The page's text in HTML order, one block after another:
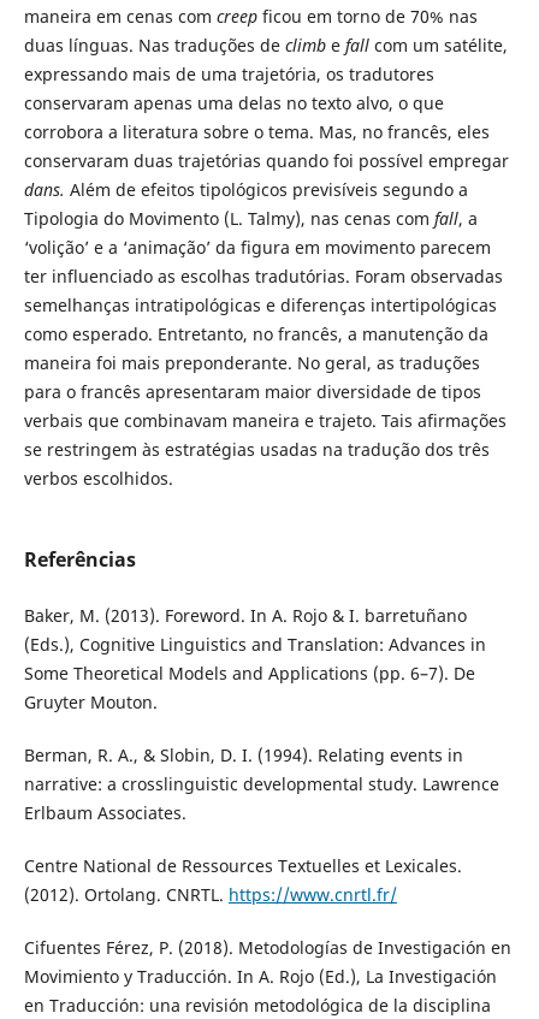
maneira em cenas com creepficou em torno de 70% nas
duas línguas. Nas traduções de climbe fallcom um satélite,
expressando mais de uma trajetória, os tradutores
conservaram apenas uma delas no texto alvo, o que
corrobora a literatura sobre o tema. Mas, no francês, eles
conservaram duas trajetórias quando foi possível empregar
dans. Além de efeitos tipológicos previsíveis segundo a
Tipologia do Movimento (L. Talmy), nas cenas com fall, a
‘volição’ e a ‘animação’ da figura em movimento parecem
ter influenciado as escolhas tradutórias. Foram observadas
semelhanças intratipológicas e diferenças intertipológicas
como esperado. Entretanto, no francês, a manutenção da
maneira foi mais preponderante. No geral, as traduções
para o francês apresentaram maior diversidade de tipos
verbais que combinavam maneira e trajeto. Tais afirmações
se restringem às estratégias usadas na tradução dos três
verbos escolhidos.
Referências
Baker, M. (2013). Foreword. In A. Rojo & I. barretuñano
(Eds.), Cognitive Linguistics and Translation: Advances in
Some Theoretical Models and Applications (pp. 6–7). De
Gruyter Mouton.
Berman, R. A., & Slobin, D. I. (1994). Relating events in
narrative: a crosslinguistic developmental study. Lawrence
Erlbaum Associates.
Centre National de Ressources Textuelles et Lexicales.
(2012). Ortolang. CNRTL. https://www.cnrtl.fr/
Cifuentes Férez, P. (2018). Metodologías de Investigación en
Movimiento y Traducción. In A. Rojo (Ed.), La Investigación
en Traducción: una revisión metodológica de la disciplina